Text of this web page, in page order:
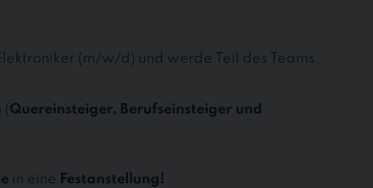
(m/w/d) und werde Teil des Teams.
(Quereinsteiger, Berufseinsteiger und
in eine Festanstellung!